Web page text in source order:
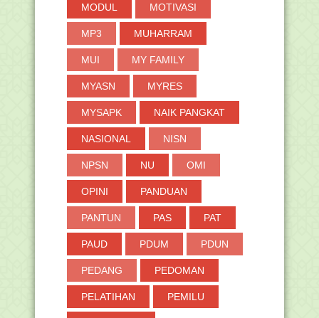
MODUL MOTIVASI
MP3 MUHARRAM
MUI MY FAMILY
MYASN MYRES
MYSAPK NAIK PANGKAT
NASIONAL NISN
NPSN NU OMI
OPINI PANDUAN
PANTUN PAS PAT
PAUD PDUM PDUN
PEDANG PEDOMAN
PELATIHAN PEMILU